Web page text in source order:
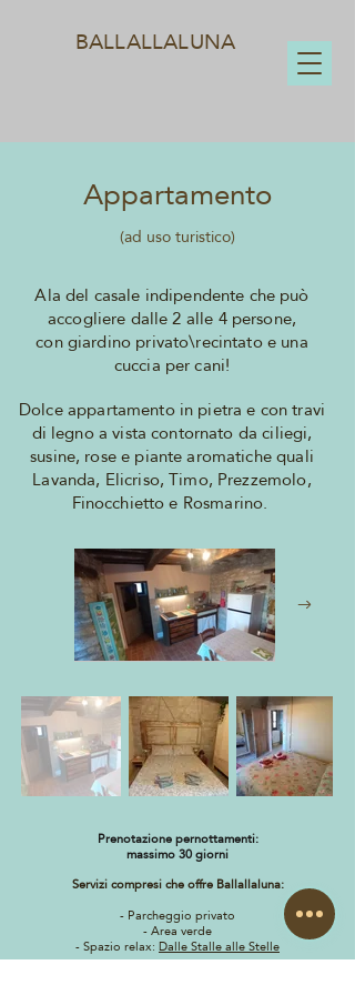
BALLALLALUNA
Appartamento
(ad uso turistico)
Ala del casale indipendente che può
accogliere dalle 2 alle 4 persone,
con giardino privato\recintato e una
cuccia per cani!
Dolce appartamento in pietra e con travi
di legno a vista contornato da ciliegi,
susine, rose e piante aromatiche quali
Lavanda, Elicriso, Timo, Prezzemolo,
Finocchietto e Rosmarino.
Prenotazione pernottamenti:
massimo 30 giorni
Servizi compresi che offre Ballallaluna:
- Parcheggio privato
- Area verde
- Spazio relax:Dalle Stalle alle Stelle